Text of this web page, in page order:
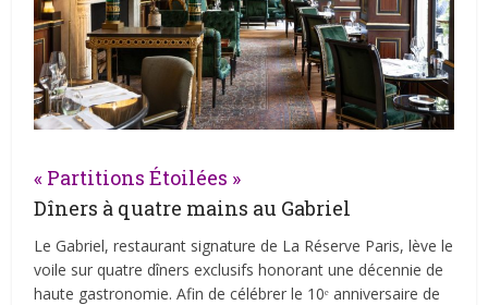
« Partitions Étoilées »
Dîners à quatre mains au Gabriel
Le Gabriel, restaurant signature de La Réserve Paris, lève le
voile sur quatre dîners exclusifs honorant une décennie de
haute gastronomie. Afin de célébrer le 10ᵉ anniversaire de